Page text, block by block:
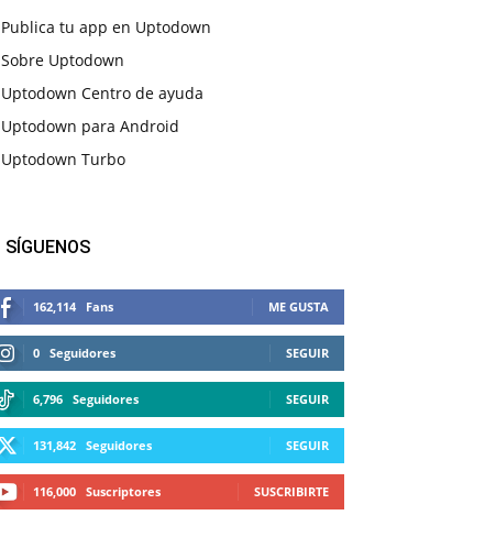
Publica tu app en Uptodown
Sobre Uptodown
Uptodown Centro de ayuda
Uptodown para Android
Uptodown Turbo
SÍGUENOS
162,114 Fans ME GUSTA
0 Seguidores SEGUIR
6,796 Seguidores SEGUIR
131,842 Seguidores SEGUIR
116,000 Suscriptores SUSCRIBIRTE